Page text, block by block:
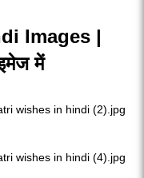
Images |
में